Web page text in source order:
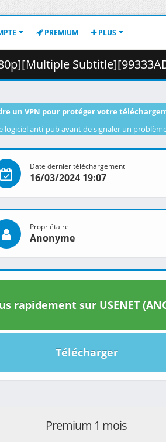
PREMIUM PLUS
un VPN pour protéger votre
logiciel anti-pub avant de signaler un
Date dernier téléchargement
16/03/2024 19:07
Propriétaire
Anonyme
rapidement sur USENET
Télécharger
Premium 1 mois